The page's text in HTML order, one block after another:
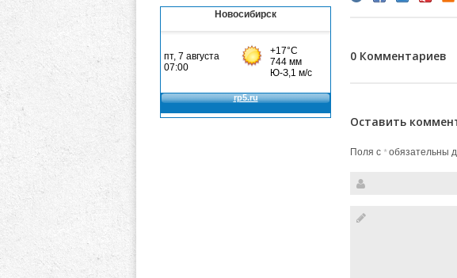
0 Комментариев
Оставить
Поля с *обязательны
Новосибирск